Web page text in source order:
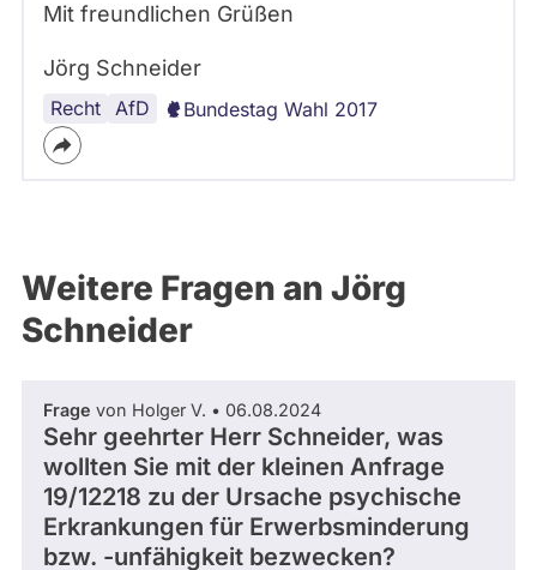
Mit freundlichen Grüßen
Jörg Schneider
Recht AfD Bundestag Wahl 2017
Weitere Fragen an Jörg
Schneider
Frage von Holger V. • 06.08.2024
Sehr geehrter Herr Schneider, was
wollten Sie mit der kleinen Anfrage
19/12218 zu der Ursache psychische
Erkrankungen für Erwerbsminderung
bzw. -unfähigkeit bezwecken?